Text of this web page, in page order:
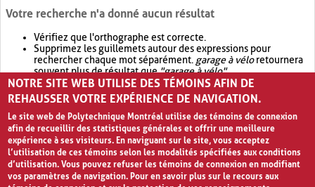
Votre recherche n'a donné aucun résultat
Vérifiez que l'orthographe est correcte.
Supprimez les guillemets autour des expressions pour
rechercher chaque mot séparément. garage à véloretournera
souvent plus de résultat que"garage à vélo".
Envisagez d'élargir votre recherche avec OR.garage OR vélo
retournera souvent plus de résultat quegarage à vélo
NOTRE SITE WEB UTILISE DES TÉMOINS AFIN DE
REHAUSSER VOTRE EXPÉRIENCE DE NAVIGATION.
Le site web de Polytechnique Montréal utilise des témoins de connexion
afin de recueillir des statistiques générales et offrir une meilleure
expérience à ses visiteurs. En naviguant sur le site, vous acceptez
l’utilisation de ces témoins selon les modalités spécifiées aux conditions
d’utilisation. Vous pouvez refuser les témoins de connexion en modifiant
vos paramètres de navigation. Pour en savoir plus sur le recours aux